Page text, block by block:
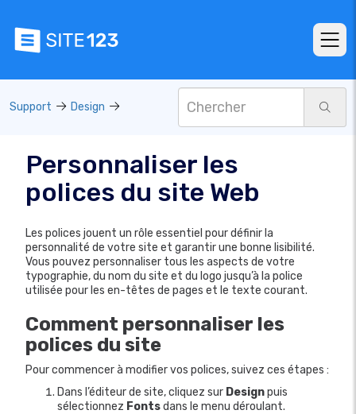
Support Design
Personnaliser les
polices du site Web
Les polices jouent un rôle essentiel pour définir la
personnalité de votre site et garantir une bonne lisibilité.
Vous pouvez personnaliser tous les aspects de votre
typographie, du nom du site et du logo jusqu’à la police
utilisée pour les en-têtes de pages et le texte courant.
Comment personnaliser les
polices du site
Pour commencer à modifier vos polices, suivez ces étapes :
Dans l’éditeur de site, cliquez sur Designpuis
sélectionnez Fontsdans le menu déroulant.